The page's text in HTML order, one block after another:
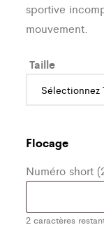
sportive
mouvement.
Taille
Flocage
Numéro short
2 caractères